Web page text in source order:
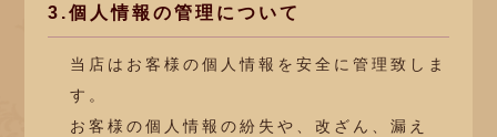
3.個人情報の管理について
当店はお客様の個人情報を安全に管理致しま
す。
お客様の個人情報の紛失や、改ざん、漏え